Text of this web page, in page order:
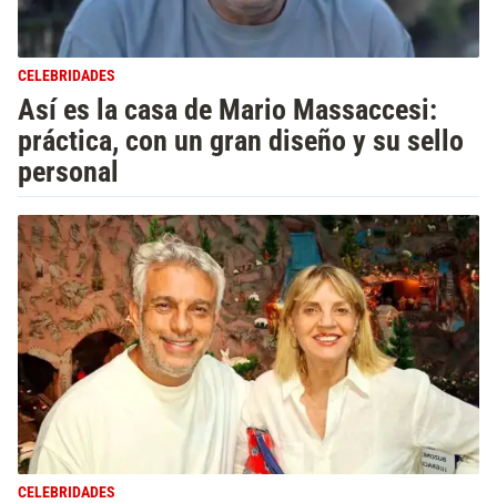
CELEBRIDADES
Así es la casa de Mario Massaccesi:
práctica, con un gran diseño y su sello
personal
CELEBRIDADES